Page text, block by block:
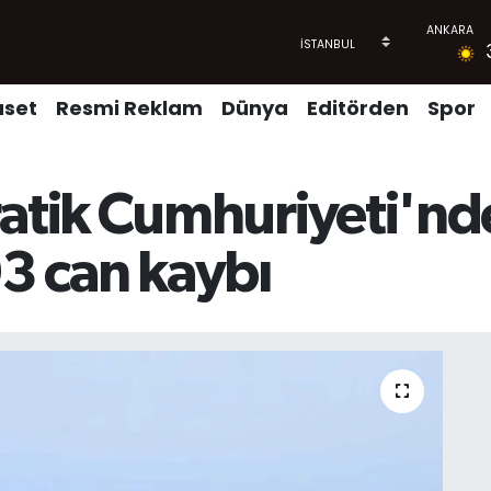
Resmi Reklam Dünya Editörden Spor
can kaybı